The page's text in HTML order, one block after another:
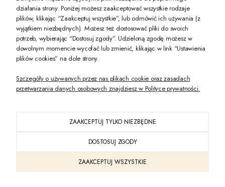
Twoje dane będą przetwarzane zgodnie z nasząpolityką prywatności
POKAŻ PEŁNĄ WERSJĘ STRONY
Sklep internetowy Shoper Premium
działania strony. Poniżej możesz zaakceptować wszystkie rodzaje
plików, klikając “Zaakceptuj wszystkie”, lub odmówić ich używania (z
wyjątkiem niezbędnych). Możesz też dostosować pliki do swoich
potrzeb, wybierając “Dostosuj zgody”. Udzieloną zgodę możesz w
dowolnym momencie wycofać lub zmienić, klikając w link “Ustawienia
plików cookies” na dole strony.
Szczegóły o używanych przez nas plikach cookie oraz zasadach
przetwarzania danych osobowych znajdziesz w Polityce prywatności.
ZAAKCEPTUJ TYLKO NIEZBĘDNE
DOSTOSUJ ZGODY
ZAAKCEPTUJ WSZYSTKIE